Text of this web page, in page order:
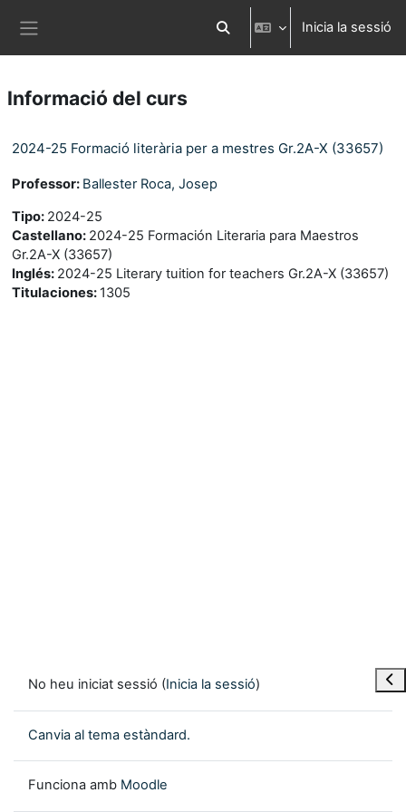
Commuta l'entrada de la cerca
Inicia la sessió
Informació del curs
2024-25 Formació literària per a mestres Gr.2A-X (33657)
Professor: Ballester Roca, Josep
Tipo: 2024-25
Castellano: 2024-25 Formación Literaria para Maestros
Gr.2A-X (33657)
Inglés: 2024-25 Literary tuition for teachers Gr.2A-X (33657)
Titulaciones: 1305
No heu iniciat sessió (Inicia la sessió)
Canvia al tema estàndard.
Funciona amb Moodle